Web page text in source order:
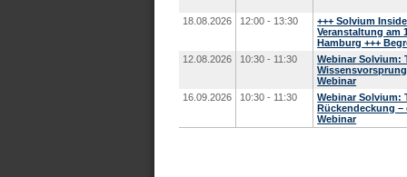
18.08.2026 12:00 - 13:30
+++ Solvium
Veranstaltung am
Hamburg +++
12.08.2026
10:30 - 11:30
Webinar Solvium:
Webinar
16.09.2026
10:30 - 11:30
Webinar Solvium:
Rückendeckung –
Webinar